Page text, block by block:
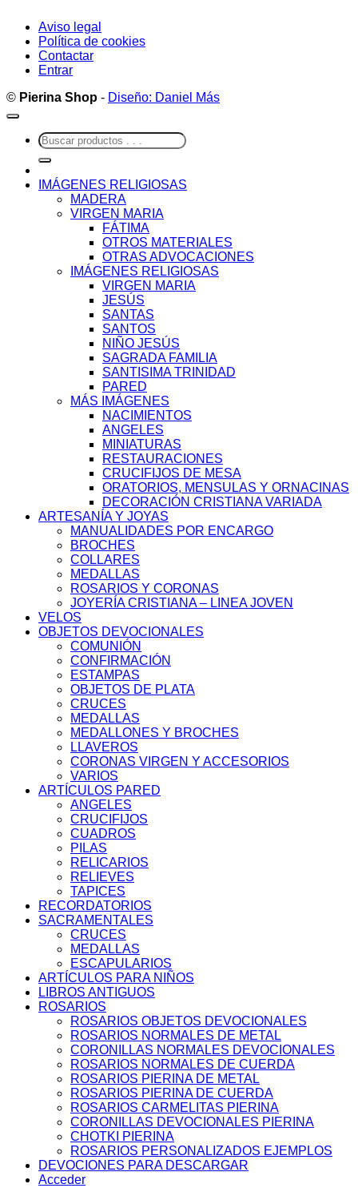
Aviso legal
Política de cookies
Contactar
Entrar
© Pierina Shop - Diseño: Daniel Más
Buscar
por:
IMÁGENES RELIGIOSAS
MADERA
VIRGEN MARIA
FÁTIMA
OTROS MATERIALES
OTRAS ADVOCACIONES
IMÁGENES RELIGIOSAS
VIRGEN MARIA
JESÚS
SANTAS
SANTOS
NIÑO JESÚS
SAGRADA FAMILIA
SANTISIMA TRINIDAD
PARED
MÁS IMÁGENES
NACIMIENTOS
ANGELES
MINIATURAS
RESTAURACIONES
CRUCIFIJOS DE MESA
ORATORIOS, MENSULAS Y ORNACINAS
DECORACIÓN CRISTIANA VARIADA
ARTESANÍA Y JOYAS
MANUALIDADES POR ENCARGO
BROCHES
COLLARES
MEDALLAS
ROSARIOS Y CORONAS
JOYERÍA CRISTIANA – LINEA JOVEN
VELOS
OBJETOS DEVOCIONALES
COMUNIÓN
CONFIRMACIÓN
ESTAMPAS
OBJETOS DE PLATA
CRUCES
MEDALLAS
MEDALLONES Y BROCHES
LLAVEROS
CORONAS VIRGEN Y ACCESORIOS
VARIOS
ARTÍCULOS PARED
ANGELES
CRUCIFIJOS
CUADROS
PILAS
RELICARIOS
RELIEVES
TAPICES
RECORDATORIOS
SACRAMENTALES
CRUCES
MEDALLAS
ESCAPULARIOS
ARTÍCULOS PARA NIÑOS
LIBROS ANTIGUOS
ROSARIOS
ROSARIOS OBJETOS DEVOCIONALES
ROSARIOS NORMALES DE METAL
CORONILLAS NORMALES DEVOCIONALES
ROSARIOS NORMALES DE CUERDA
ROSARIOS PIERINA DE METAL
ROSARIOS PIERINA DE CUERDA
ROSARIOS CARMELITAS PIERINA
CORONILLAS DEVOCIONALES PIERINA
CHOTKI PIERINA
ROSARIOS PERSONALIZADOS EJEMPLOS
DEVOCIONES PARA DESCARGAR
Acceder